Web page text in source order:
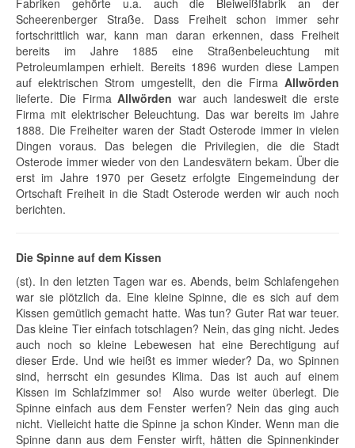
Fabriken gehörte u.a. auch die Bleiweißfabrik an der
Scheerenberger Straße. Dass Freiheit schon immer sehr
fortschrittlich war, kann man daran erkennen, dass Freiheit
bereits im Jahre 1885 eine Straßenbeleuchtung mit
Petroleumlampen erhielt. Bereits 1896 wurden diese Lampen
auf elektrischen Strom umgestellt, den die Firma Allwörden
lieferte. Die FirmaAllwörden war auch landesweit die erste
Firma mit elektrischer Beleuchtung. Das war bereits im Jahre
1888. Die Freiheiter waren der Stadt Osterode immer in vielen
Dingen voraus. Das belegen die Privilegien, die die Stadt
Osterode immer wieder von den Landesvätern bekam. Über die
erst im Jahre 1970 per Gesetz erfolgte Eingemeindung der
Ortschaft Freiheit in die Stadt Osterode werden wir auch noch
berichten.
Die Spinne auf dem Kissen
(st). In den letzten Tagen war es. Abends, beim Schlafengehen
war sie plötzlich da. Eine kleine Spinne, die es sich auf dem
Kissen gemütlich gemacht hatte. Was tun? Guter Rat war teuer.
Das kleine Tier einfach totschlagen? Nein, das ging nicht. Jedes
auch noch so kleine Lebewesen hat eine Berechtigung auf
dieser Erde. Und wie heißt es immer wieder? Da, wo Spinnen
sind, herrscht ein gesundes Klima. Das ist auch auf einem
Kissen im Schlafzimmer so! Also wurde weiter überlegt. Die
Spinne einfach aus dem Fenster werfen? Nein das ging auch
nicht. Vielleicht hatte die Spinne ja schon Kinder. Wenn man die
Spinne dann aus dem Fenster wirft, hätten die Spinnenkinder